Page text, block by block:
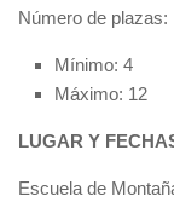
Número de plazas:
Mínimo: 4
Máximo: 12
LUGAR Y
Escuela de